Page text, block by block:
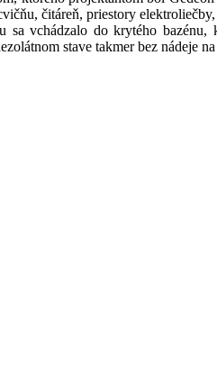
čitáreň, priestory
sa vchádzalo do krytého
stave takmer bez nádeje na